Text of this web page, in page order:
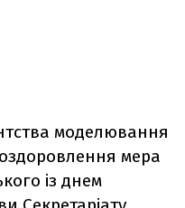
моделювання
мера
із днем